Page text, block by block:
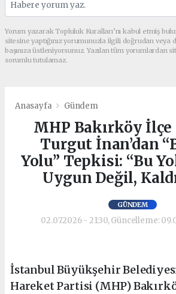
Yorum yazarak Topluluk Kuralları’nı kabul etmiş
sitesine yaptığınız yorumunuzla ilgili doğrudan veya
başınıza üstleniyorsunuz. Yazılan tüm yorumlardan
sorumlu tutulamaz.
Anasayfa Gündem
MHP Bakırköy İlçe
Turgut İnan’dan
Yolu” Tepkisi: “Bu
Uygun Değil,
GÜNDEM
02.07.2026 - 21:30, Güncelleme:
İstanbul Büyükşehir
Hareket Partisi (MHP)